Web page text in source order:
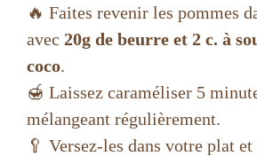
🔥 Faites revenir les pommes
avec 20g de beurre et 2 c. à
coco.
🍯 Laissez caraméliser 5
mélangeant régulièrement.
🥄 Versez-les dans votre plat